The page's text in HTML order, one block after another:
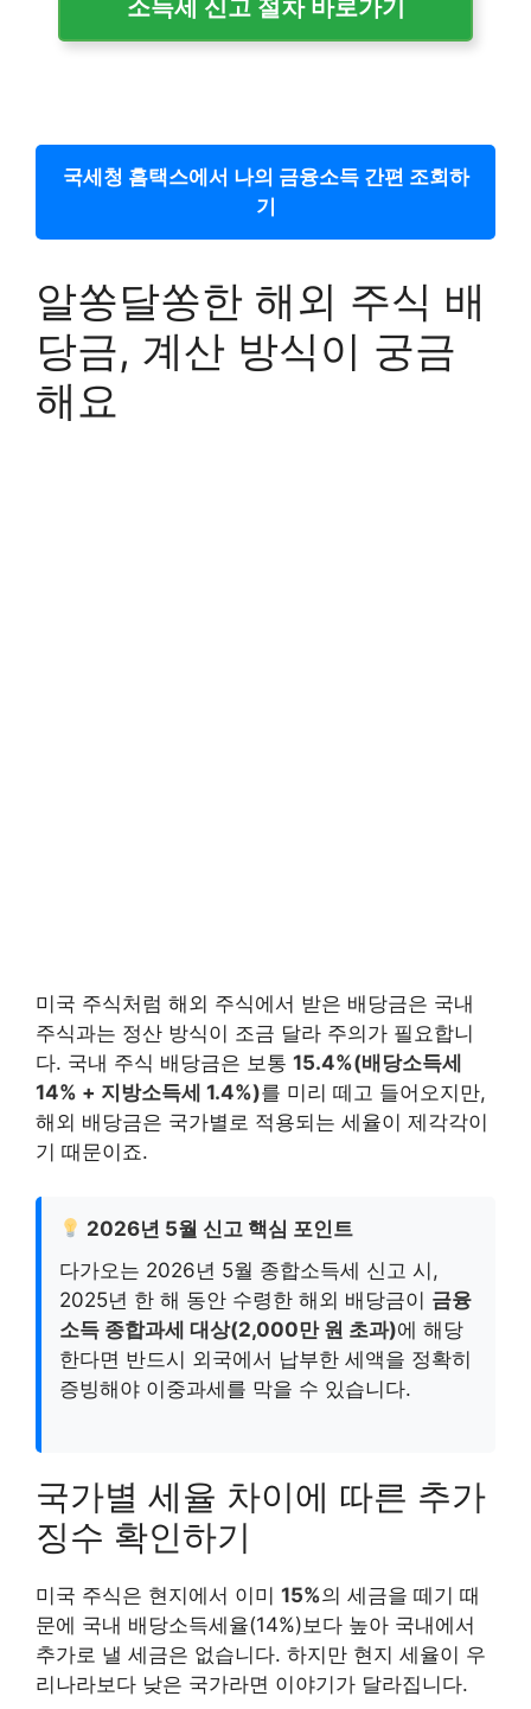
소득세 신고 절차 바로가기
국세청 홈택스에서 나의 금융소득 간편 조회하
기
알쏭달쏭한 해외 주식 배
당금, 계산 방식이 궁금
해요
미국 주식처럼 해외 주식에서 받은 배당금은 국내
주식과는 정산 방식이 조금 달라 주의가 필요합니
다. 국내 주식 배당금은 보통 15.4%(배당소득세
14% + 지방소득세 1.4%)를 미리 떼고 들어오지만,
해외 배당금은 국가별로 적용되는 세율이 제각각이
기 때문이죠.
2026년 5월 신고 핵심 포인트
다가오는 2026년 5월 종합소득세 신고 시,
2025년 한 해 동안 수령한 해외 배당금이 금융
소득 종합과세 대상(2,000만 원 초과)에 해당
한다면 반드시 외국에서 납부한 세액을 정확히
증빙해야 이중과세를 막을 수 있습니다.
국가별 세율 차이에 따른 추가
징수 확인하기
미국 주식은 현지에서 이미 15%의 세금을 떼기 때
문에 국내 배당소득세율(14%)보다 높아 국내에서
추가로 낼 세금은 없습니다. 하지만 현지 세율이 우
리나라보다 낮은 국가라면 이야기가 달라집니다.